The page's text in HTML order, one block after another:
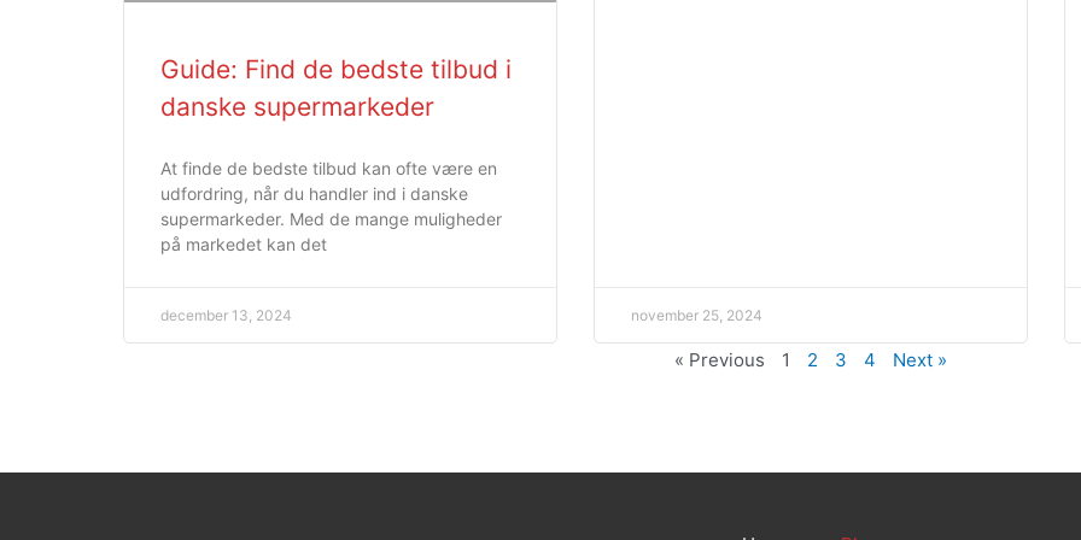
Guide: Find de bedste tilbud i
danske supermarkeder
At finde de bedste tilbud kan ofte være en
udfordring, når du handler ind i danske
supermarkeder. Med de mange muligheder
på markedet kan det
december 13, 2024 november 25, 2024
« Previous 1 2 3 4 Next »